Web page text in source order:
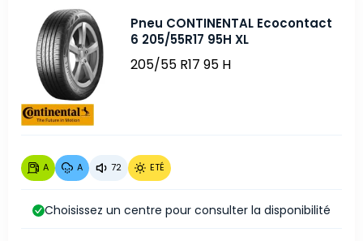
Pneu CONTINENTAL Ecocontact
6 205/55R17 95H XL
205/55 R17 95 H
A A 72 ETÉ
Choisissez un centre pour consulter la disponibilité